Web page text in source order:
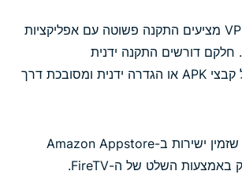
לא כל שירותי ה-VPN מציעים התקנה פשוטה עם אפליקציות
ייעודיות ל‑Fire TV. חלקם דורשים התקנה ידנית
(sideloading) של קבצי APK או הגדרה ידנית ומסובכת דרך
חפשו שירות VPN שזמין ישירות ב-Amazon Appstore
מתקין תוך דקות רק באמצעות השלט של ה-FireTV.